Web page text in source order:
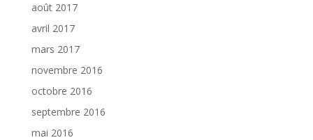
août 2017
avril 2017
mars 2017
novembre 2016
octobre 2016
septembre 2016
mai 2016